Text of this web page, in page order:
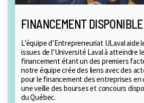
FINANCEMENT DISPONIBLE
L’équipe d’Entrepreneuriat ULaval aide
issues de l’Université Laval à atteindre
financement étant un des premiers
notre équipe crée des liens avec des
pour le financement des entreprises en
une veille des bourses et concours
du Québec.